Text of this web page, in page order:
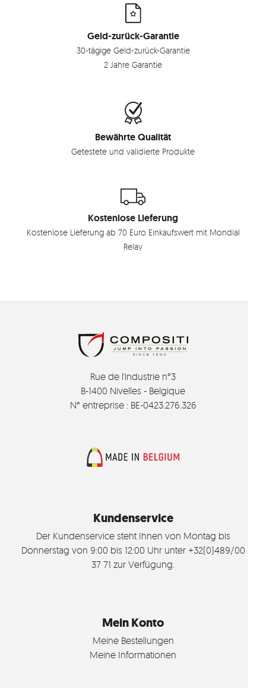
Geld-zurück-Garantie
30-tägige Geld-zurück-Garantie
2 Jahre Garantie
Bewährte Qualität
Getestete und validierte Produkte
Kostenlose Lieferung
Kostenlose Lieferung ab 70 Euro Einkaufswert mit Mondial
Relay
Rue de l'industrie n°3
B-1400 Nivelles - Belgique
N° entreprise : BE-0423.276.326
Kundenservice
Der Kundenservice steht Ihnen von Montag bis
Donnerstag von 9:00 bis 12:00 Uhr unter +32(0)489/00
37 71 zur Verfügung.
Mein Konto
Meine Bestellungen
Meine Informationen